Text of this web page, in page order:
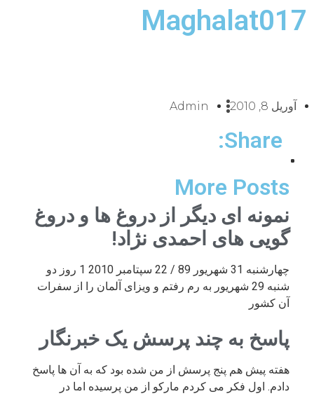
Maghalat017
آوریل 8, 2010 Admin
Share:
More Posts
نمونه ای دیگر از دروغ ها و دروغ
گویی های احمدی نژاد!
چهارشنبه 31 شهریور 89 / 22 سپتامبر 2010 1 روز دو
شنبه 29 شهریور به رم رفتم و ویزای آلمان را از سفرات
آن کشور
پاسخ به چند پرسش یک خبرنگار
هفته پیش هم پنج پرسش از من شده بود که به آن ها پاسخ
دادم. اول فکر می کردم مارکو از من پرسیده اما در